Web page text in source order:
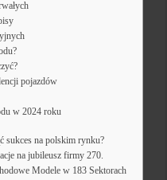
pojazdów
w 2024 roku
sukces na polskim rynku?
na jubileusz firmy 270.
Modele w 183 Sektorach